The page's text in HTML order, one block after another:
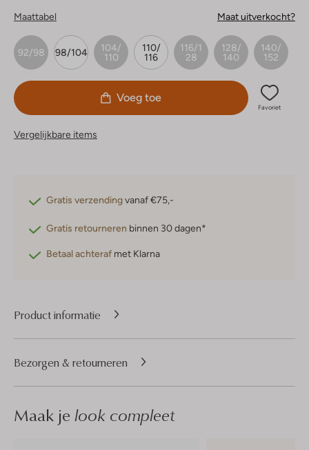
Maattabel Maat uitverkocht?
92/98 98/104
104/
110
110/
116
116/1
28
128/
140
140/
152
Voeg toe
Favoriet
Vergelijkbare items
Gratis verzendingvanaf €75,-
Gratis retourneren binnen 30 dagen*
Betaal achteraf met Klarna
Product informatie
Bezorgen & retourneren
Maak je look compleet